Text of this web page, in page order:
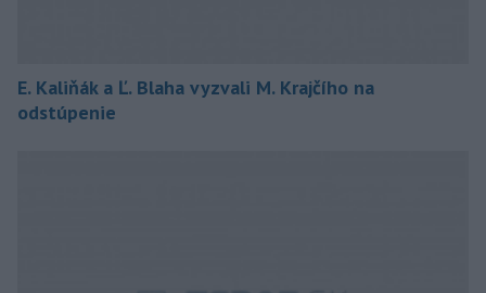
E. Kaliňák a Ľ. Blaha vyzvali M. Krajčího na
odstúpenie